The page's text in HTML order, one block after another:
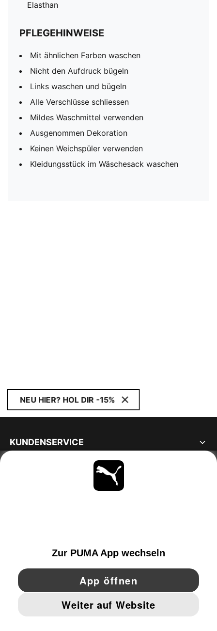
Elasthan
PFLEGEHINWEISE
Mit ähnlichen Farben waschen
Nicht den Aufdruck bügeln
Links waschen und bügeln
Alle Verschlüsse schliessen
Mildes Waschmittel verwenden
Ausgenommen Dekoration
Keinen Weichspüler verwenden
Kleidungsstück im Wäschesack waschen
NEU HIER? HOL DIR -15%
KUNDENSERVICE
BLEIBE IMMER AUF DEM LAUFENDEN
YouTube Pinterest
IMPRESSUM UND RECHTLICHE HINWEISE